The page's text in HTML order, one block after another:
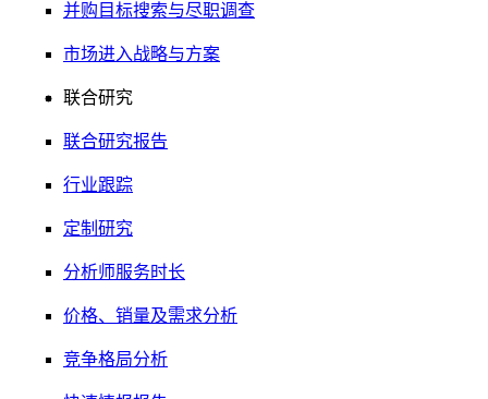
并购目标搜索与尽职调查
市场进入战略与方案
联合研究
联合研究报告
行业跟踪
定制研究
分析师服务时长
价格、销量及需求分析
竞争格局分析